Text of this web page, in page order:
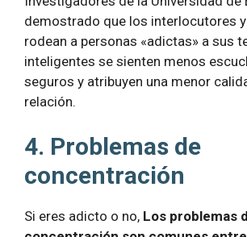
demostrado que los interlocutores
rodean a personas «adictas» a sus
inteligentes se sienten menos
seguros y atribuyen una menor
relación.
4. Problemas de
concentración
Si eres adicto o no, Los problemas